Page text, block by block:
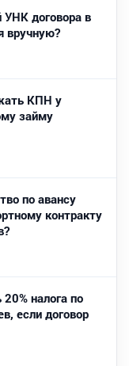
УНК договора в
вручную?
КПН у
займу
по авансу
контракту
налога по
если договор